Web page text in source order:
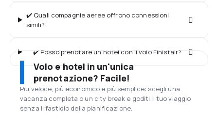
✔️ Quali compagnie aeree offrono connessioni
simili?
✔️ Posso prenotare un hotel con il volo Finistair?
Volo e hotel in un'unica
prenotazione? Facile!
Più veloce, più economico e più semplice: scegli una
vacanza completa o un city break e goditi il tuo viaggio
senza il fastidio della pianificazione.